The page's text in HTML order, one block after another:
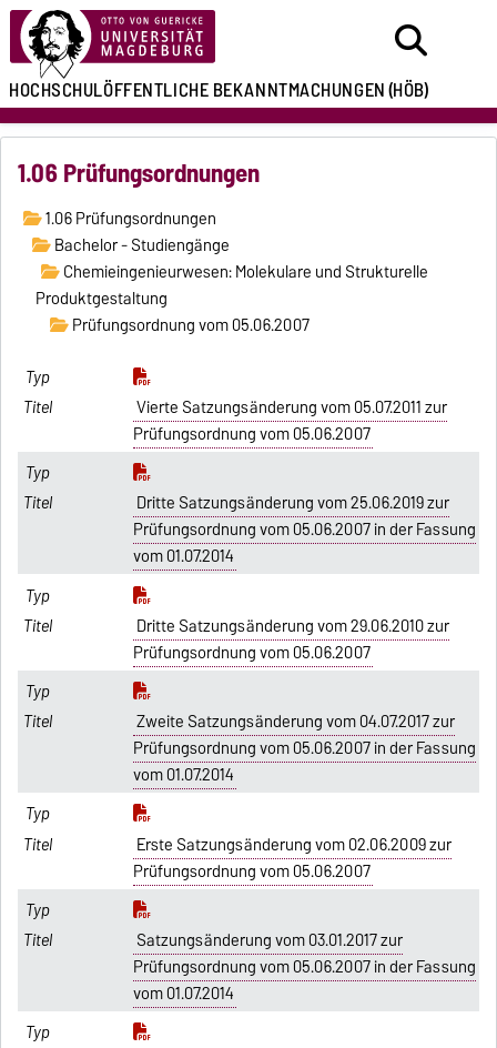
HOCHSCHULÖFFENTLICHEBEKANNTMACHUNGEN(HÖB)
1.06 Prüfungsordnungen
1.06 Prüfungsordnungen
Bachelor - Studiengänge
Chemieingenieurwesen: Molekulare und Strukturelle
Produktgestaltung
Prüfungsordnung vom 05.06.2007
Vierte Satzungsänderung vom 05.07.2011 zur
Prüfungsordnung vom 05.06.2007
Dritte Satzungsänderung vom 25.06.2019 zur
Prüfungsordnung vom 05.06.2007 in der Fassung
vom 01.07.2014
Dritte Satzungsänderung vom 29.06.2010 zur
Prüfungsordnung vom 05.06.2007
Zweite Satzungsänderung vom 04.07.2017 zur
Prüfungsordnung vom 05.06.2007 in der Fassung
vom 01.07.2014
Erste Satzungsänderung vom 02.06.2009 zur
Prüfungsordnung vom 05.06.2007
Satzungsänderung vom 03.01.2017 zur
Prüfungsordnung vom 05.06.2007 in der Fassung
vom 01.07.2014